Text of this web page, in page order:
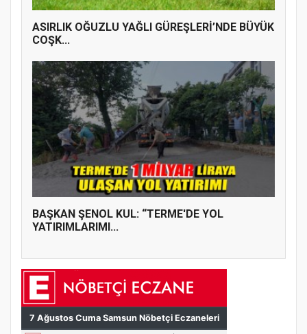
ASIRLIK OĞUZLU YAĞLI GÜREŞLERİ’NDE BÜYÜK
COŞK...
BAŞKAN ŞENOL KUL: “TERME'DE YOL
YATIRIMLARIMI...